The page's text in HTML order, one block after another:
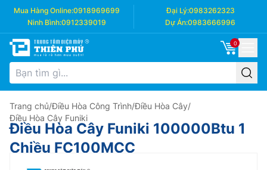
Mua Hàng Online:0918969699 Đại Lý:0983262323
Ninh Bình:0912339019 Dự Án:0983666996
0
Trang chủ/Điều Hòa Công Trình/Điều Hòa Cây/
Điều Hòa Cây Funiki
Điều Hòa Cây Funiki 100000Btu 1
Chiều FC100MCC